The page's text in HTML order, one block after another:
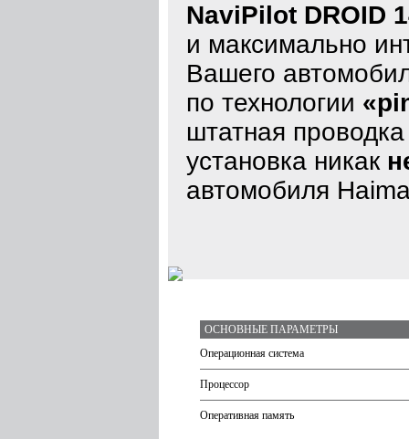
NaviPilot DROID
и максимально
Вашего
по технологии
штатная
установка никак
автомобиля
ОСНОВНЫЕ ПАРАМЕТРЫ
Операционная система
Процессор
Оперативная память